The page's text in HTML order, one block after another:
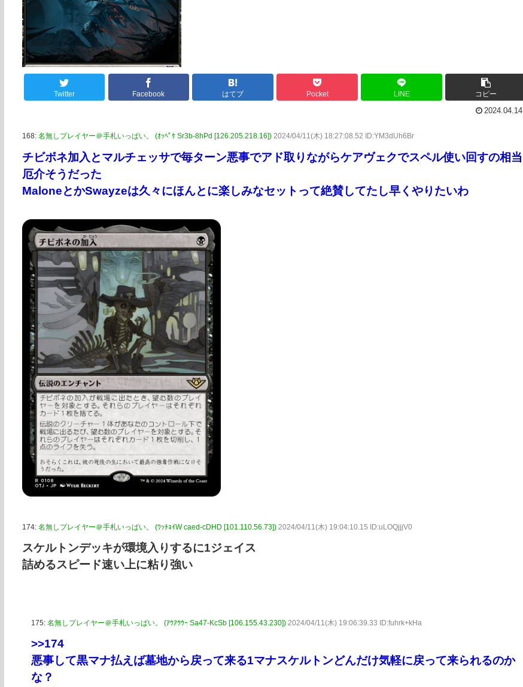
Twitter Facebook はてブ Pocket LINE コピー
2024.04.14
168: 名無しプレイヤー＠手札いっぱい。 (ｵｯﾍﾟｹ Sr3b-8hPd [126.205.218.16]) 2024/04/11(木) 18:27:08.52 ID:YM3dUh6Br
チビボネ加入とマルチェッサで毎ターン悪事でアド取りながらケアヴェクでスペル使い回すの相当
厄介そうだった
MaloneとかSwayzeは久々にほんとに楽しみなセットって絶賛してたし早くやりたいわ
174: 名無しプレイヤー＠手札いっぱい。 (ﾜｯﾁｮｲW caed-cDHD [101.110.56.73]) 2024/04/11(木) 19:04:10.15 ID:uLOQjjjV0
スケルトンデッキが環境入りするに1ジェイス
詰めるスピード速い上に粘り強い
175: 名無しプレイヤー＠手札いっぱい。 (ｱｳｱｳｳｰ Sa47-KcSb [106.155.43.230]) 2024/04/11(木) 19:06:39.33 ID:fuhrk+kHa
>>174
悪事して黒マナ払えば墓地から戻って来る1マナスケルトンどんだけ気軽に戻って来られるのか
な？